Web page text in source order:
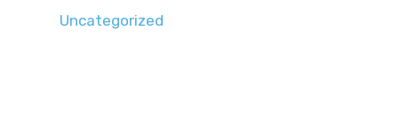
Uncategorized